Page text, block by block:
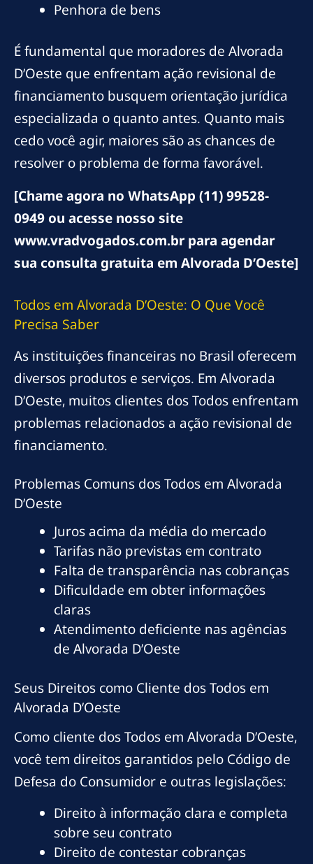
Penhora de bens
É fundamental que moradores de Alvorada
D’Oeste que enfrentam ação revisional de
financiamento busquem orientação jurídica
especializada o quanto antes. Quanto mais
cedo você agir, maiores são as chances de
resolver o problema de forma favorável.
[Chame agora no WhatsApp (11) 99528-
0949 ou acesse nosso site
www.vradvogados.com.br para agendar
sua consulta gratuita em Alvorada D’Oeste]
Todos em Alvorada D’Oeste: O Que Você
Precisa Saber
As instituições financeiras no Brasil oferecem
diversos produtos e serviços. Em Alvorada
D’Oeste, muitos clientes dos Todos enfrentam
problemas relacionados a ação revisional de
financiamento.
Problemas Comuns dos Todos em Alvorada
D’Oeste
Juros acima da média do mercado
Tarifas não previstas em contrato
Falta de transparência nas cobranças
Dificuldade em obter informações
claras
Atendimento deficiente nas agências
de Alvorada D’Oeste
Seus Direitos como Cliente dos Todos em
Alvorada D’Oeste
Como cliente dos Todos em Alvorada D’Oeste,
você tem direitos garantidos pelo Código de
Defesa do Consumidor e outras legislações:
Direito à informação clara e completa
sobre seu contrato
Direito de contestar cobranças